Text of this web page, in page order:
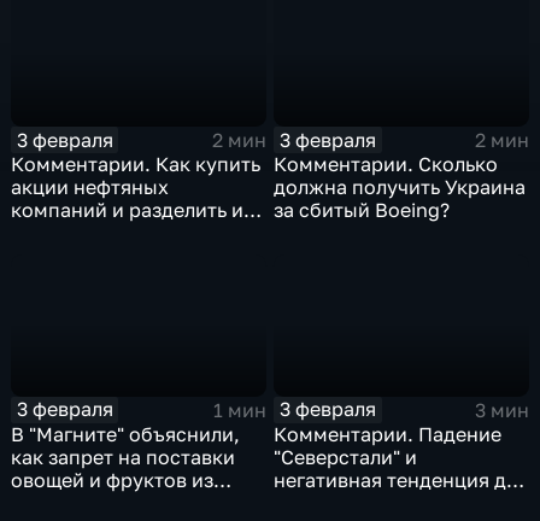
3 февраля
2 мин
Комментарии. Как купить
акции нефтяных
компаний и разделить их
3 февраля
2 мин
Комментарии. Сколько
должна получить Украина
за сбитый Boeing?
3 февраля
1 мин
В "Магните" объяснили,
как запрет на поставки
овощей и фруктов из
3 февраля
3 мин
Комментарии. Падение
"Северстали" и
негативная тенденция для